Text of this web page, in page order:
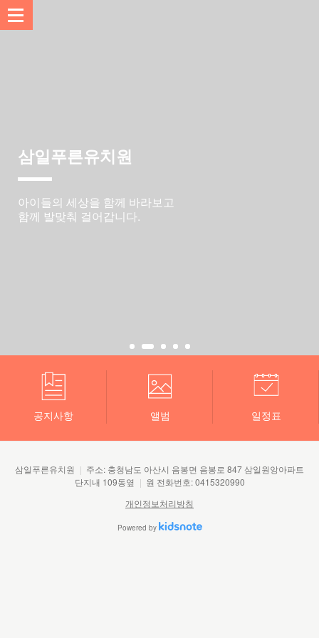
삼일푸른유치원
삼일푸른유치원
아이들의 세상을 함께 바라보고
함께 발맞춰 걸어갑니다.
삼일푸른유치원
삼일푸른유치원
삼일푸른유치원
공지사항 앨범 일정표
삼일푸른유치원 | 주소: 충청남도 아산시 음봉면 음봉로 847 삼일원앙아파트
단지내 109동옆 | 원 전화번호:0415320990
개인정보처리방침
Powered by